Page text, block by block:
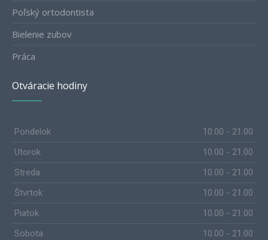
Poľský ortodontista
Bielenie zubov
Práca
Otváracie hodiny
Pondelok
10.00 - 21.00
Utorok
10.00 - 21.00
Streda
10.00 - 21.00
Štvrtok
10.00 - 21.00
Piatok
10.00 - 21.00
Sobota
10.00 - 21.00